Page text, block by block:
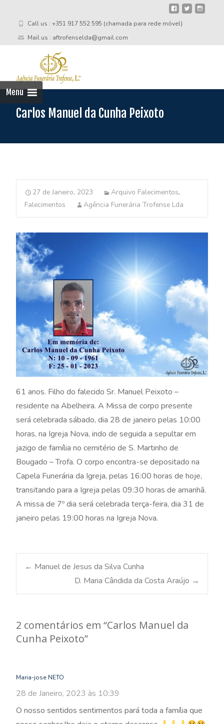
Call us : +351 917 552 595 (chamada para rede móvel)
Mail us : aftrofenselda@gmail.com
Menu
Carlos Manuel da Cunha Peixoto
27 de Janeiro, 2023 Arquivo Falecimentos,
Falecimentos
Agência Funerária Trofense Lda
61 anos. Filho do falecido Sr. Manuel Peixoto –
residente na Abelheira. A Missa de corpo presente
será celebrada sábado, dia 28 de janeiro pelas 10:00
horas, na Igreja Nova, indo de seguida a sepultar em
jazigo de família no cemitério de S. Martinho de
Bougado – Trofa. O corpo encontra-se depositado na
Capela Funerária da Igreja, pelas 16:00 horas de hoje,
transitando para a Igreja pelas 09:30 horas de amanhã.
A missa de 7º dia será celebrada terça-feira, dia 31 de
janeiro pelas 19:00 horas na Igreja Nova.
Post
← Manuel de Jesus da Silva Cunha
D. Maria Cândida da Costa Araújo →
2 comentários em “Carlos Manuel da
Cunha Peixoto”
Maria-jose NETO
28 de Janeiro, 2023 às 10:39
O nosso sentidos sentimentos pará toda a família que